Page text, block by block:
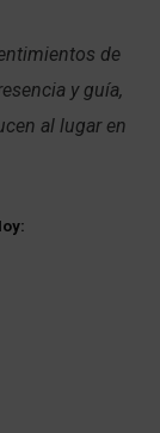
de
y guía,
al lugar en